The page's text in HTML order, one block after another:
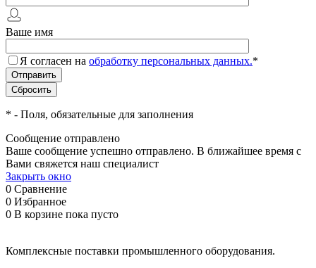
Ваше имя
Я согласен на обработку персональных данных.*
* - Поля, обязательные для заполнения
Сообщение отправлено
Ваше сообщение успешно отправлено. В ближайшее время с
Вами свяжется наш специалист
Закрыть окно
0 Сравнение
0 Избранное
0 В корзине пока пусто
Комплексные поставки промышленного оборудования.